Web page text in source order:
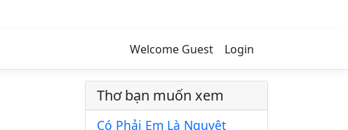
Welcome Guest Login
Thơ bạn muốn xem
Có Phải Em Là Nguyệt